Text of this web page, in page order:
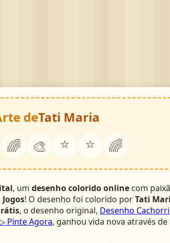
deTati Maria
🌈 🎨 ⭐ ⭐ 🌈
, um desenho colorido online com
! O desenho foi colorido porTati
, o desenho original, Desenho
Pinte Agora, ganhou vida nova através de